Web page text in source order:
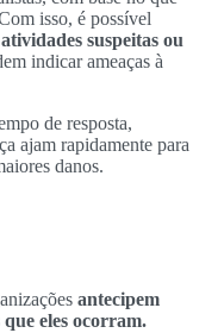
isso, é possível
suspeitas ou
indicar ameaças à
de resposta,
ajam rapidamente para
danos.
antecipem
que eles ocorram.